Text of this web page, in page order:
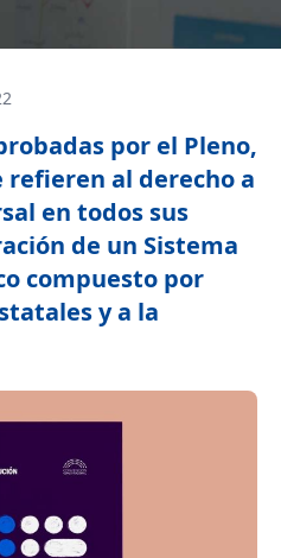
por el Pleno,
refieren al derecho a
en todos sus
de un Sistema
compuesto por
y a la